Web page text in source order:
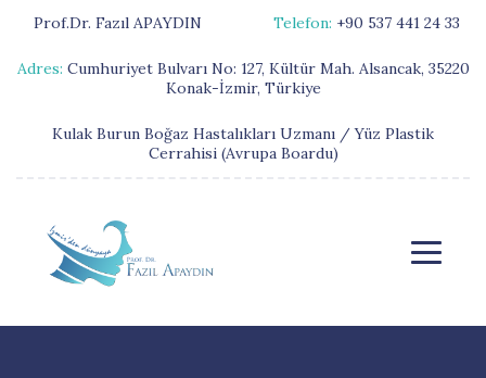
Prof.Dr. Fazıl APAYDIN Telefon: +90 537 441 24 33
Adres: Cumhuriyet Bulvarı No: 127, Kültür Mah. Alsancak, 35220
Konak-İzmir, Türkiye
Kulak Burun Boğaz Hastalıkları Uzmanı / Yüz Plastik
Cerrahisi (Avrupa Boardu)